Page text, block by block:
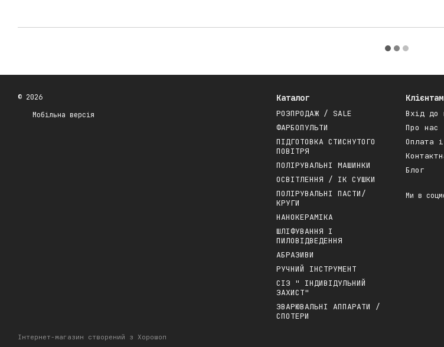
© 2026
Мобільна версія
Інтернет-магазин створений з Хорошоп
Каталог
РОЗПРОДАЖ / SALE
ФАРБОПУЛЬТИ
ПІДГОТОВКА СТИСНУТОГО
ПОВІТРЯ
ПОЛІРУВАЛЬНІ МАШИНКИ
ОСВІТЛЕННЯ / ІК СУШКИ
ПОЛІРУВАЛЬНІ ПАСТИ/
КРУГИ
НАНОКЕРАМІКА
ШЛІФУВАННЯ І
ПИЛОВІДВЕДЕННЯ
АБРАЗИВИ
РУЧНИЙ ІНСТРУМЕНТ
СІЗ " ІНДИВІДУЛЬНИЙ
ЗАХИСТ"
ЗВАРЮВАЛЬНІ АППАРАТИ /
СПОТЕРИ
Клієнтам
Вхід до
Про нас
Оплата
Блог
Ми в